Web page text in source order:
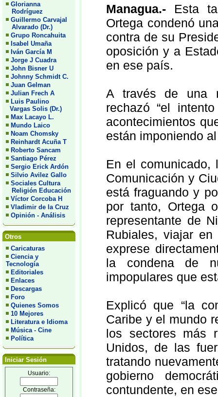
Glorianna
Rodríguez
Guillermo Carvajal
Alvarado (Dr.)
Grupo Roncahuita
Isabel Umaña
Iván García M
Jorge J Cuadra
John Bisner U
Johnny Schmidt C.
Juan Gelman
Julian Frech A
Luis Paulino
Vargas Solis (Dr.)
Max Lacayo L.
Mundo Laico
Noam Chomsky
Reinhardt Acuña T
Roberto Sancam
Santiago Pérez
Sergio Erick Ardón
Silvio Avilez Gallo
Sociales Cultura
Religión Educación
Víctor Corcoba H
Vladimir de la Cruz
Opinión - Análisis
Otros
Caricaturas
Ciencia y
Tecnología
Editoriales
Enlaces
Descargas
Foro
Quienes Somos
10 Mejores
Literatura e Idioma
Música - Cine
Política
Iniciar Sesión
Usuario:
Contraseña:
Managua.- Esta
Ortega condenó
contra de su
oposición y a
en ese país.
A través de una
rechazó “el
acontecimientos
están imponiendo
En el comunicado,
Comunicación y
está fraguando y
por tanto, Ortega
representante de
Rubiales, viajar
exprese
la condena de
impopulares que
Explicó que “la
Caribe y el mundo
los sectores más
Unidos, de las
tratando
gobierno
contundente, en